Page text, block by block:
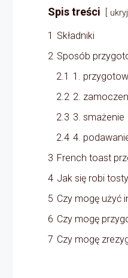
Spis treści ukryj
1 Składniki
2 Sposób
2.1 1.
2.2 2.
2.3 3. smażenie
2.4 4.
3 French toast
4 Jak się robi
5 Czy mogę użyć
6 Czy mogę
7 Czy mogę